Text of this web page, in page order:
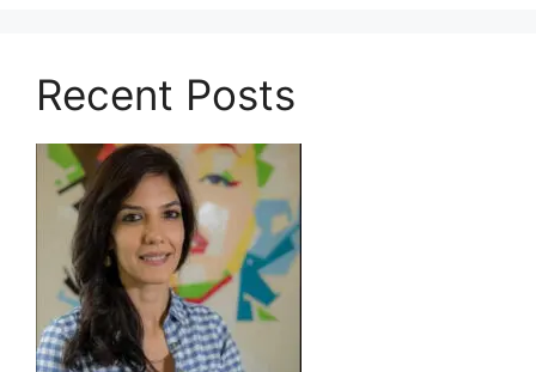
Recent Posts